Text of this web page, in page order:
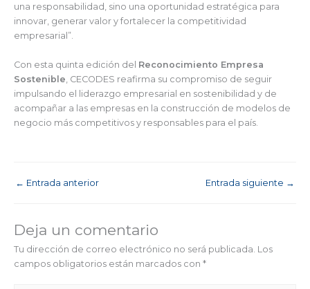
una responsabilidad, sino una oportunidad estratégica para
innovar, generar valor y fortalecer la competitividad
empresarial”.
Con esta quinta edición del Reconocimiento Empresa
Sostenible , CECODES reafirma su compromiso de seguir
impulsando el liderazgo empresarial en sostenibilidad y de
acompañar a las empresas en la construcción de modelos de
negocio más competitivos y responsables para el país.
← Entrada anterior Entrada siguiente →
Deja un comentario
Tu dirección de correo electrónico no será publicada. Los
campos obligatorios están marcados con *